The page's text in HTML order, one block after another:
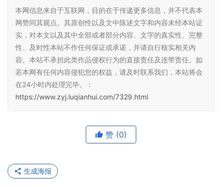
本网信息来自于互联网，目的在于传递更多信息，并不代表本
网赞同其观点。其原创性以及文中陈述文字和内容未经本站证
实，对本文以及其中全部或者部分内容、文字的真实性、完整
性、及时性本站不作任何保证或承诺，并请自行核实相关内
容。本站不承担此类作品侵权行为的直接责任及连带责任。如
若本网有任何内容侵犯您的权益，请及时联系我们，本站将会
在24小时内处理完毕。：
https://www.zyj.luqianhui.com/7329.html
赞 (0)
生成海报